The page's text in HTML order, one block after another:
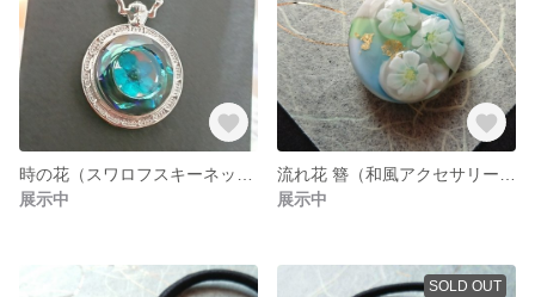
展示中
展示中
SOLD OUT